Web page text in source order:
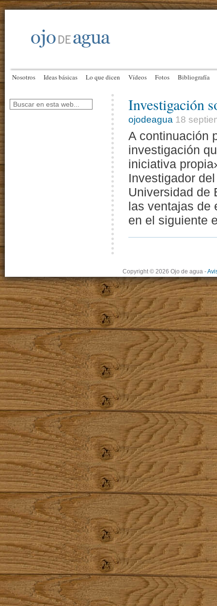
Nosotros Ideas básicas Lo que dicen Vídeos Fotos Bibliografía
Investigación
ojodeagua 18
A continuación
investigación
iniciativa
Investigador
Universidad de
las ventajas de
en el siguiente
Copyright © 2026 Ojo de agua -